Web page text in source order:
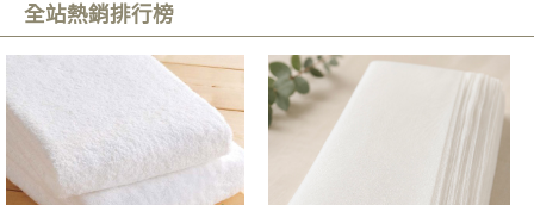
全站熱銷排行榜